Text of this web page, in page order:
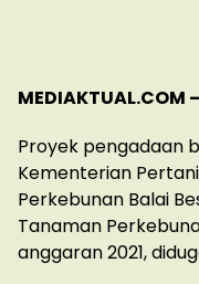
MEDIAKTUAL.COM
Proyek pengadaan
Kementerian
Perkebunan Balai
Tanaman
anggaran 2021,